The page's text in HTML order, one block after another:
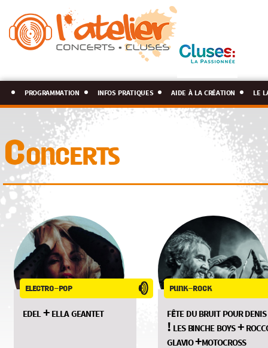
programmation infos pratiques aide à la création le
Concerts
electro-pop
edel + ella geantet
punk-rock
fête du bruit pour denis
! les binche boys +
glavio +motocross